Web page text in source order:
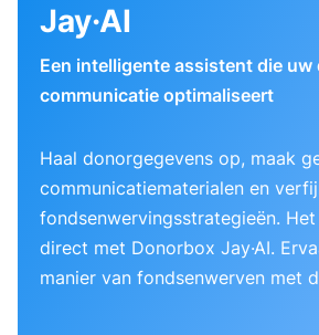
Jay·AI
Een intelligente assistent die uw
communicatie optimaliseert
Haal donorgegevens op, maak
communicatiematerialen en
fondsenwervingsstrategieën.
direct met Donorbox Jay·AI.
manier van fondsenwerven met